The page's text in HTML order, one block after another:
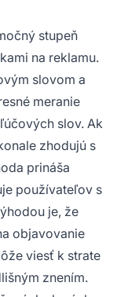
stupeň
na reklamu.
slovom a
meranie
slov. Ak
zhodujú s
prináša
používateľov s
je, že
objavovanie
viesť k strate
znením.